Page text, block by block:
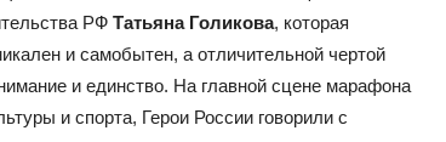
РФ Татьяна Голикова, которая
и самобытен, а отличительной чертой
и единство. На главной сцене марафона
и спорта, Герои России говорили с